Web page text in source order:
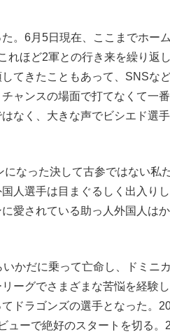
。6月5日現在、ここまでホー
れほど2軍との行き来を繰り返
てきたこともあって、SNSな
ャンスの場面で打てなくて一
なく、大きな声でビシエド選
なった決して古参ではない私
人選手は目まぐるしく出入り
愛されている助っ人外国人は
かだに乗って亡命し、ドミニ
ーグでさまざまな苦悩を経験
ドラゴンズの選手となった。
ューで絶好のスタートを切る。